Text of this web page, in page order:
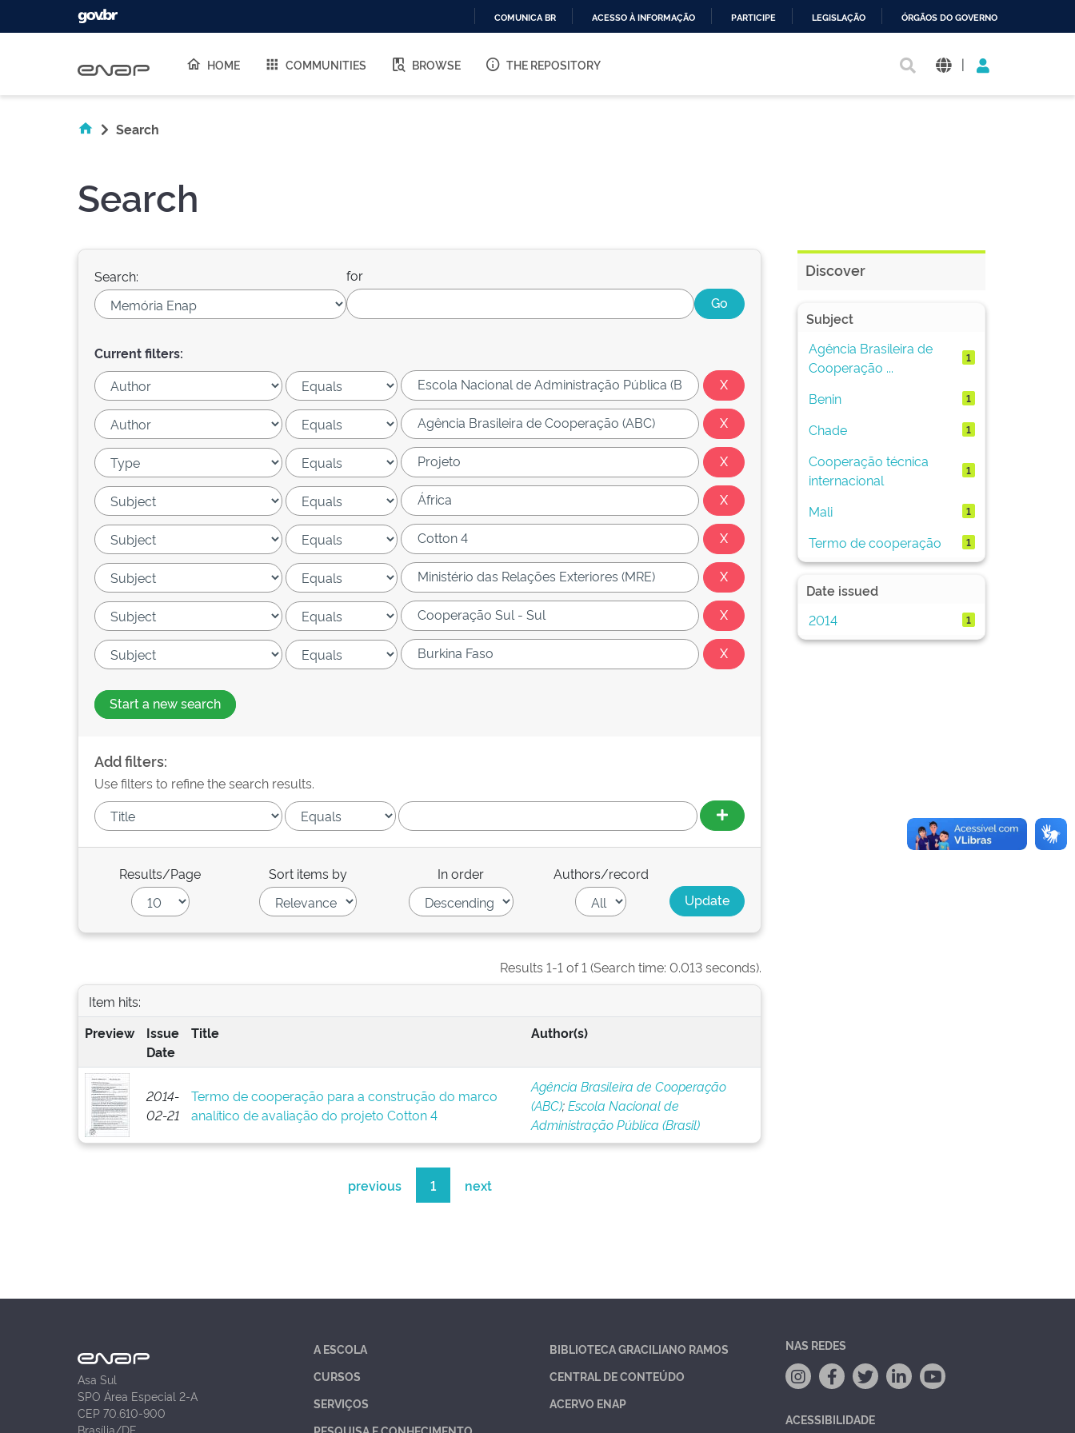
O
COMUNICA BR ACESSO À INFORMAÇÃO PARTICIPE LEGISLAÇÃO ÓRGÃOS DO GOVERNO
HOME COMMUNITIES BROWSE THE REPOSITORY |
Search
Search
Search: for
Current filters:
Start a new search
Add filters:
Use filters to refine the search results.
Results/Page Sort items by In order Authors/record
Results 1-1 of 1 (Search time: 0.013 seconds).
Item hits:
Preview
Issue
Date
Title Author(s)
2014-
02-21
Termo de cooperação para a construção do marco
analítico de avaliação do projeto Cotton 4
Agência Brasileira de Cooperação
(ABC);Escola Nacional de
Administração Pública (Brasil)
previous 1 next
Discover
Subject
Agência Brasileira de
Cooperação ...
1
Benin 1
Chade 1
Cooperação técnica
internacional
1
Mali 1
Termo de cooperação 1
Date issued
2014
1
Asa Sul
SPO Área Especial 2-A
CEP 70.610-900
Brasília/DF
A ESCOLA
CURSOS
SERVIÇOS
BIBLIOTECA GRACILIANO RAMOS
CENTRAL DE CONTEÚDO
ACERVO ENAP
NAS REDES
ACESSIBILIDADE